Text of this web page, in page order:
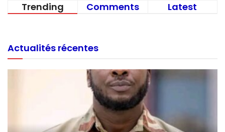
Trending Comments Latest
Actualités récentes